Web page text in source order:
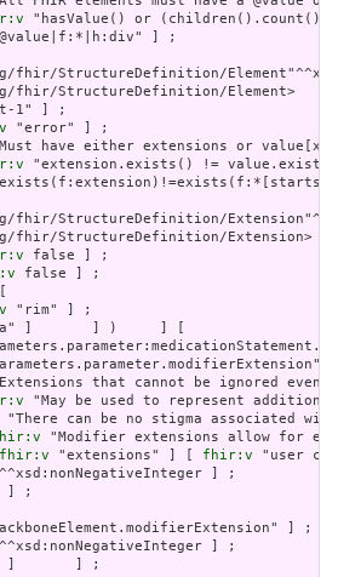
false ] ;
"Modifier extensions allow for
fhir:v "extensions" ] [ fhir:v "user
]       ] ;